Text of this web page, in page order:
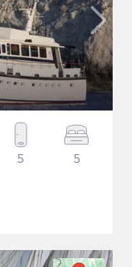
5 5